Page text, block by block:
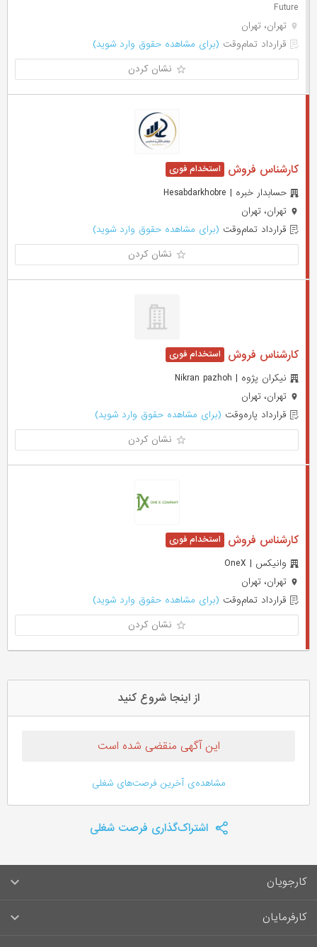
Future
تهران، تهران
قرارداد تمام‌وقت (برای مشاهده حقوق وارد شوید)
نشان کردن
کارشناس فروش
حسابدار خبره | Hesabdarkhobre
تهران، تهران
قرارداد تمام‌وقت (برای مشاهده حقوق وارد شوید)
نشان کردن
کارشناس فروش
نیکران پژوه | Nikran pazhoh
تهران، تهران
قرارداد پاره‌وقت (برای مشاهده حقوق وارد شوید)
نشان کردن
کارشناس فروش
وانیکس | OneX
تهران، تهران
قرارداد تمام‌وقت (برای مشاهده حقوق وارد شوید)
نشان کردن
از اینجا شروع کنید
این آگهی منقضی شده است
مشاهده‌ی آخرین فرصت‌های شغلی
اشتراک‌گذاری فرصت شغلی
کارجویان
سوالات متداول کارجویان
کارفرمایان